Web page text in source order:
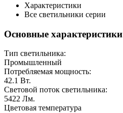
Характеристики
Все светильники серии
Основные характеристики
Тип светильника:
Промышленный
Потребляемая мощность:
42.1 Вт.
Световой поток светильника:
5422 Лм.
Цветовая температура